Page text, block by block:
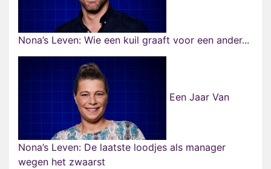
Nona’s Leven: Wie een kuil graaft voor een ander...
Een Jaar Van
Nona’s Leven: De laatste loodjes als manager
wegen het zwaarst